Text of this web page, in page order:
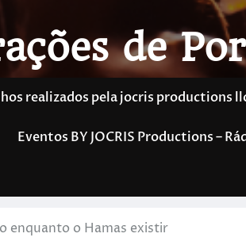
de
realizados pela jocris productions
Eventos BY JOCRIS Productions –
enquanto o Hamas existir